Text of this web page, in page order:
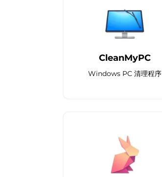
CleanMyPC
Windows PC 清理程序